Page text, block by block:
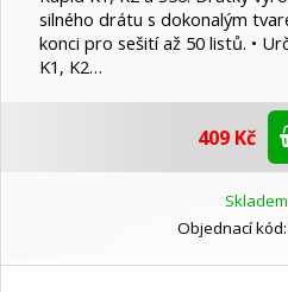
silného drátu s dokonalým
konci pro sešití až 50 listů. •
K1, K2…
409 Kč
Skladem
Objednací kód: